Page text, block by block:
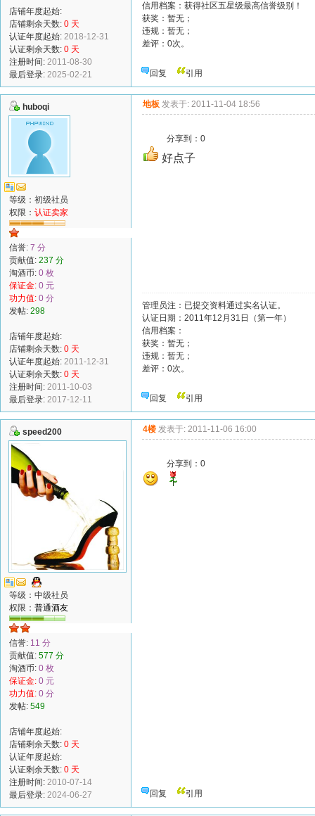
店铺年度起始:
店铺剩余天数: 0 天
认证年度起始: 2018-12-31
认证剩余天数: 0 天
注册时间: 2011-08-30
最后登录: 2025-02-21
信用档案：获得社区五星级最高信誉级别！
获奖：暂无；
违规：暂无；
差评：0次。
回复 引用
huboqi
等级：初级社员
权限： 认证卖家
信誉: 7 分
贡献值: 237 分
淘酒币: 0 枚
保证金: 0 元
功力值: 0 分
发帖: 298
店铺年度起始:
店铺剩余天数: 0 天
认证年度起始: 2011-12-31
认证剩余天数: 0 天
注册时间: 2011-10-03
最后登录: 2017-12-11
地板 发表于: 2011-11-04 18:56
分享到： 0
好点子
管理员注：已提交资料通过实名认证。
认证日期：2011年12月31日（第一年）
信用档案：
获奖：暂无；
违规：暂无；
差评：0次。
回复 引用
speed200
等级：中级社员
权限： 普通酒友
信誉: 11 分
贡献值: 577 分
淘酒币: 0 枚
保证金: 0 元
功力值: 0 分
发帖: 549
店铺年度起始:
店铺剩余天数: 0 天
认证年度起始:
认证剩余天数: 0 天
注册时间: 2010-07-14
最后登录: 2024-06-27
4楼 发表于: 2011-11-06 16:00
分享到： 0
回复 引用